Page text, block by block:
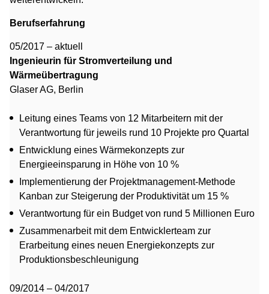
Berufserfahrung
05/2017 – aktuell
Ingenieurin für Stromverteilung und
Wärmeübertragung
Glaser AG, Berlin
Leitung eines Teams von 12 Mitarbeitern mit der
Verantwortung für jeweils rund 10 Projekte pro Quartal
Entwicklung eines Wärmekonzepts zur
Energieeinsparung in Höhe von 10 %
Implementierung der Projektmanagement-Methode
Kanban zur Steigerung der Produktivität um 15 %
Verantwortung für ein Budget von rund 5 Millionen Euro
Zusammenarbeit mit dem Entwicklerteam zur
Erarbeitung eines neuen Energiekonzepts zur
Produktionsbeschleunigung
09/2014 – 04/2017